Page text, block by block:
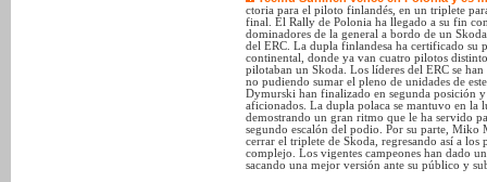
ctoria para el piloto finlandés, en un triplete
final. El Rally de Polonia ha llegado a su fin
dominadores de la general a bordo de un
del ERC. La dupla finlandesa ha certificado su
continental, donde ya van cuatro pilotos
pilotaban un Skoda. Los líderes del ERC se
no pudiendo sumar el pleno de unidades de
Dymurski han finalizado en segunda posición y
aficionados. La dupla polaca se mantuvo en la
demostrando un gran ritmo que le ha servido
segundo escalón del podio. Por su parte, Miko
cerrar el triplete de Skoda, regresando así a
complejo. Los vigentes campeones han dado
sacando una mejor versión ante su público y